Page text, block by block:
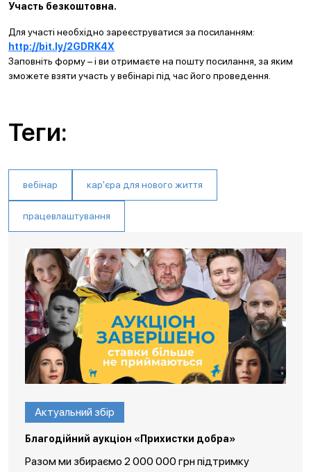
Участь безкоштовна.
Для участі необхідно зареєструватися за посиланням:
http://bit.ly/2GDRK4X
Заповніть форму – і ви отримаєте на пошту посилання, за яким
зможете взяти участь у вебінарі під час його проведення.
Теги:
вебінар кар'єра для нового життя
працевлаштування
Актуальний збір
Благодійний аукціон «Прихистки добра»
Разом ми збираємо 2 000 000 грн підтримку